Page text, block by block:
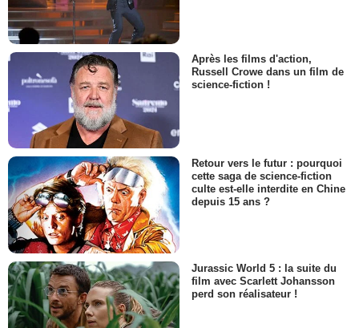
Après les films d'action,
Russell Crowe dans un film de
science-fiction !
Retour vers le futur : pourquoi
cette saga de science-fiction
culte est-elle interdite en Chine
depuis 15 ans ?
Jurassic World 5 : la suite du
film avec Scarlett Johansson
perd son réalisateur !